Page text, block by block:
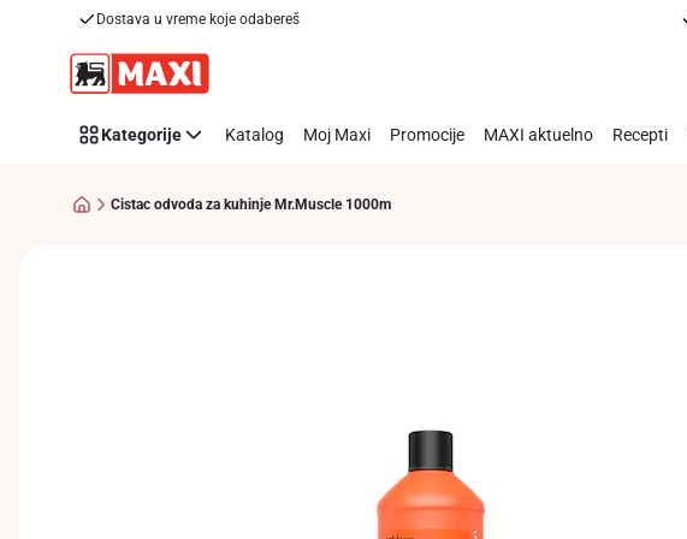
Dostava u vreme koje odabereš
Kategorije Katalog Moj Maxi Promocije MAXI aktuelno Recepti
Cistac odvoda za kuhinje Mr.Muscle 1000m